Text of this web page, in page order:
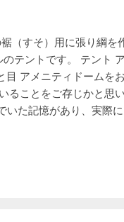
チレン PETアルミニウ
(h) cm 重量：約1.4Kg
定。 比較性能がとても
トがありました。 【
】 本体容量の5%分に
（すそ）用に張り綱を
テントです。 テント
目 アメニティドームを
ることをご存じかと思
いた記憶があり、実際
め自作してみることに